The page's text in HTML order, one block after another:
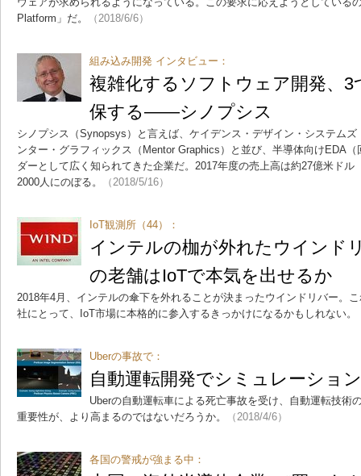
Platform」だ。
（2018/6/6）
組み込み開発 インタビュー：
複雑化するソフトウェア開発、3
保する――シノプシス
シノプシス（Synopsys）と言えば、ケイデンス・デザイン・システム
ンター・グラフィックス（Mentor Graphics）と並び、半導体向けEDA
ダーとして広く知られてきた企業だ。2017年度の売上高は約27億米ドル
2000人にのぼる。
（2018/5/16）
IoT観測所（44）：
インテルの枷が外れたウインド
の老舗はIoTで本気を出せるか
2018年4月、インテルの傘下を外れることが決まったウインドリバー。
社にとって、IoT市場に本格的に参入するきっかけになるかもしれない。
Uberの事故で：
自動運転開発でシミュレーショ
Uberの自動運転車による死亡事故を受け、自動運転技術
重要性が、より高まるのではないだろうか。
（2018/4/6）
各国の警戒が強まる中：